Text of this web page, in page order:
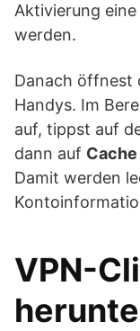
Aktivierung
werden.
Danach öffnest
Handys. Im
auf, tippst auf
dann auf
Damit werden
VPN-